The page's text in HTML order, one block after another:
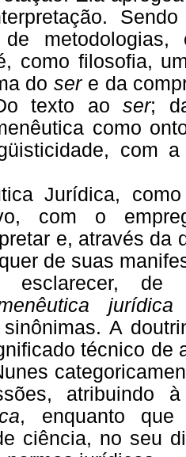
metodologias,
como filosofia,
dosere da
texto aoser;
como
com a
Jurídica,
com o
e, através da
de suas
esclarecer,
jurídica
A
técnico de
atribuindo
, enquanto que
ciência, no seu